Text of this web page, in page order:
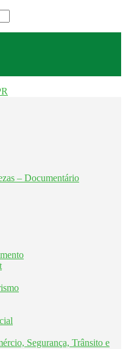
– Documentário
Segurança, Trânsito e